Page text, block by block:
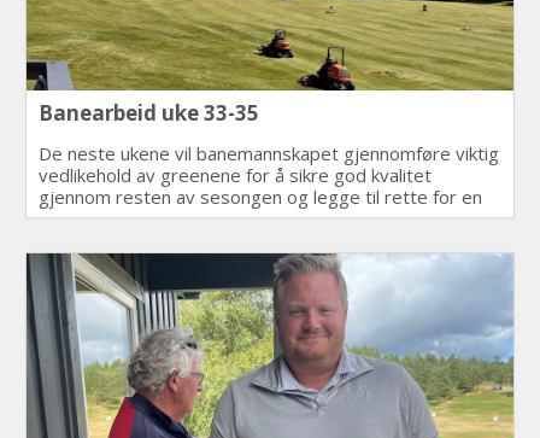
Banearbeid uke 33-35
De neste ukene vil banemannskapet gjennomføre viktig
vedlikehold av greenene for å sikre god kvalitet
gjennom resten av sesongen og legge til rette for en
sterk og sunn vekst.